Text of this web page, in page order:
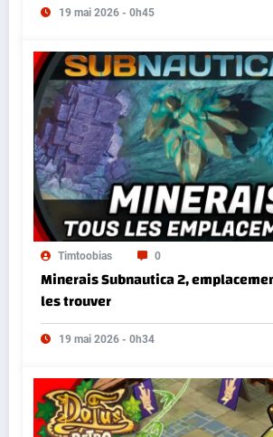
19 mai 2026 - 0h45
Timtoobias 0
Minerais Subnautica 2,
les trouver
19 mai 2026 - 0h34